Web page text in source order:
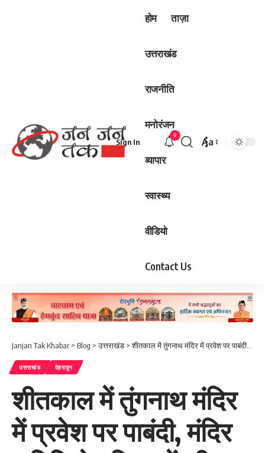
होम ताज़ा
उत्तराखंड
राजनीति
मनोरंजन
व्यापार
स्वास्थ्य
वीडियो
Contact Us
Sign In
9
Font
Aa
Janjan Tak Khabar > Blog >उत्तराखंड >शीतकाल में तुंगनाथ मंदिर में प्रवेश पर पाबंदी, मंदिर समिति ने परिसर में की घेरबाड़
उत्तराखंड देहरादून
शीतकाल में तुंगनाथ मंदिर
में प्रवेश पर पाबंदी, मंदिर